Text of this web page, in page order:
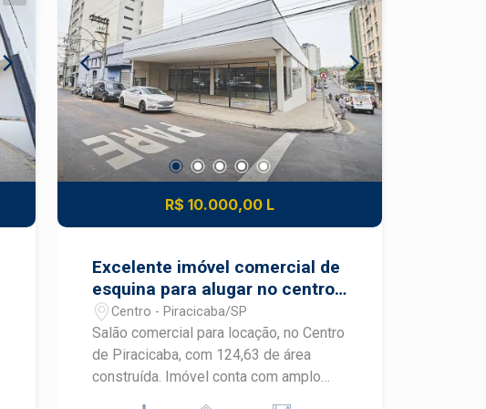
Superior - Amplo salão com com
fachada em vidro; - 2 banheiros Imóvel
conta estacionamento de 300mts,
trazendo facilidade e conforto pra os
clientes. Imóvel pronto para locação,
sem limitação de ramo de atividade.
R$ 10.000,00 L
Excelente imóvel comercial de
esquina para alugar no centro
de Piracicaba.
Centro - Piracicaba/SP
Salão comercial para locação, no Centro
de Piracicaba, com 124,63 de área
construída. Imóvel conta com amplo